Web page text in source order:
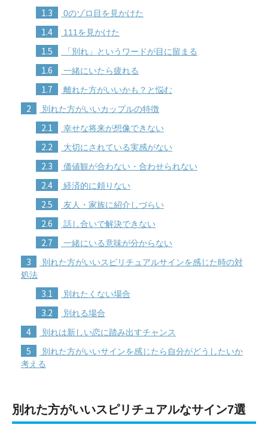
1.3 0のゾロ目を見かけた
1.4 111を見かけた
1.5 「別れ」というワードが目に留まる
1.6 一緒にいたら疲れる
1.7 離れた方がいいかも？と悩む
2 別れた方がいいカップルの特徴
2.1 幸せな将来が想像できない
2.2 大切にされている実感がない
2.3 価値観が合わない・合わせられない
2.4 経済的に頼りない
2.5 友人・家族に紹介しづらい
2.6 話し合いで解決できない
2.7 一緒にいる意味が分からない
3
別れた方がいいスピリチュアルサインを感じた時の対
処法
3.1 別れたくない場合
3.2 別れる場合
4 別れは新しい恋に踏み出すチャンス
5
別れた方がいいサインを感じたら自分がどうしたいか
考える
別れた方がいいスピリチュアルなサイン7選